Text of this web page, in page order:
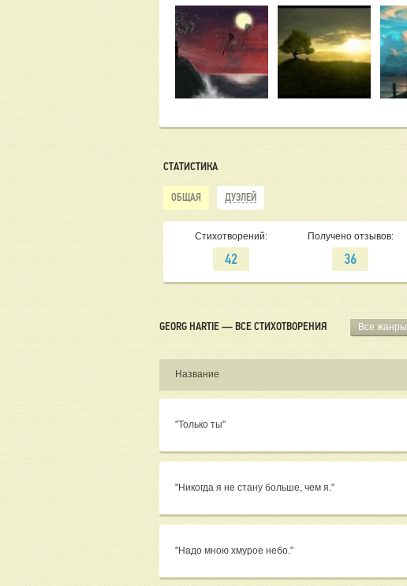
СТАТИСТИКА
ОБЩАЯ ДУЭЛЕЙ
Стихотворений:
42
Получено отзывов:
36
GEORG HARTIE — ВСЕ СТИХОТВОРЕНИЯ Все жанры
Название
"Только ты"
"Никогда я не стану больше, чем я."
"Надо мною хмурое небо."